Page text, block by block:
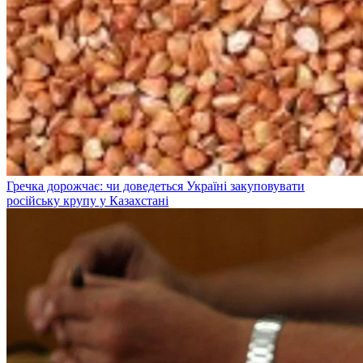
Гречка дорожчає: чи доведеться Україні закуповувати
російську крупу у Казахстані